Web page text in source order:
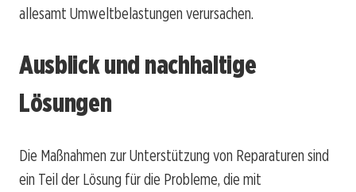
allesamt Umweltbelastungen verursachen.
Ausblick und nachhaltige
Lösungen
Die Maßnahmen zur Unterstützung von Reparaturen sind
ein Teil der Lösung für die Probleme, die mit